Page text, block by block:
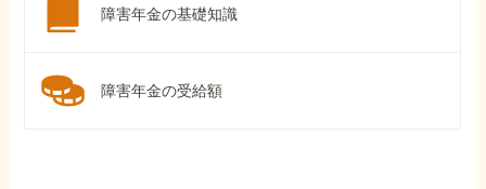
障害年金の基礎知識
障害年金の受給額